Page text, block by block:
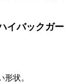
イバックガー
状。